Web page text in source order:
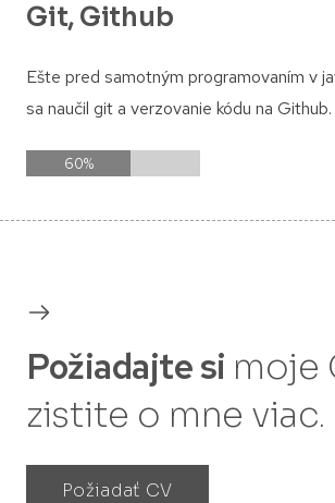
Git, Github
Ešte pred samotným programovaním v
sa naučil git a verzovanie kódu na Github.
60%
Požiadajte si moje
zistite o mne viac.
Požiadať CV